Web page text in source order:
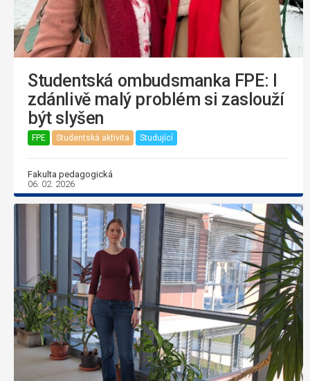
Studentská ombudsmanka FPE: I
zdánlivě malý problém si zaslouží
být slyšen
FPE Studentská aktivita Studující
Fakulta pedagogická
06. 02. 2026